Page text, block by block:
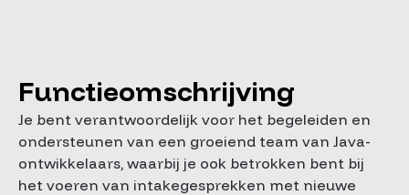
Functieomschrijving
Je bent verantwoordelijk voor het begeleiden en
ondersteunen van een groeiend team van Java-
ontwikkelaars, waarbij je ook betrokken bent bij
het voeren van intakegesprekken met nieuwe